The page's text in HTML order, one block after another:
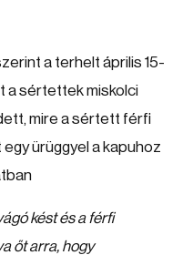
a terhelt április 15-
a sértettek miskolci
mire a sértett férfi
ürüggyel a kapuhoz
kést és a férfi
őt arra, hogy